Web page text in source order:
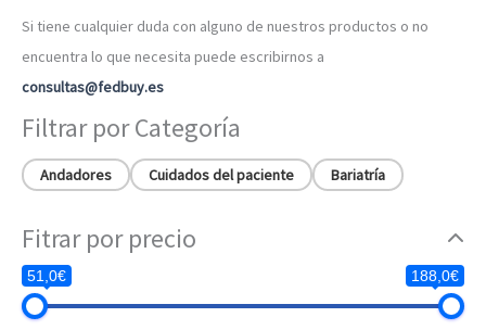
Si tiene cualquier duda con alguno de nuestros productos o no
encuentra lo que necesita puede escribirnos a
consultas@fedbuy.es
Filtrar por Categoría
Andadores Cuidados del paciente Bariatría
Fitrar por precio
51,0€ 188,0€